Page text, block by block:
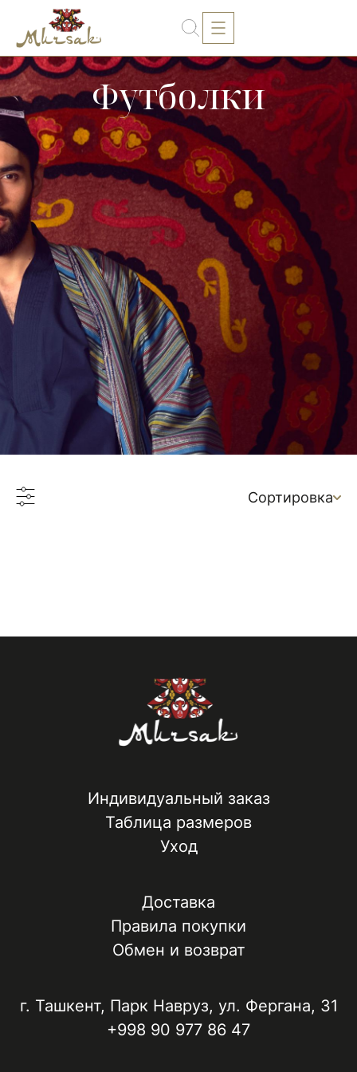
Футболки
Сортировка
Индивидуальный заказ
Таблица размеров
Уход
Доставка
Правила покупки
Обмен и возврат
г. Ташкент, ​Парк Навруз​, ул. Фергана, 31
+998 90 977 86 47